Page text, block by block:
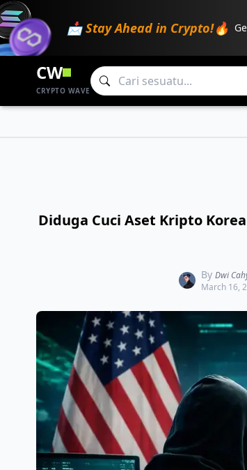
📩 Stay Ahead in Crypto!🔥
CW
CRYPTO WAVE
Diduga Cuci Aset Kripto
By Dwi
March 16,